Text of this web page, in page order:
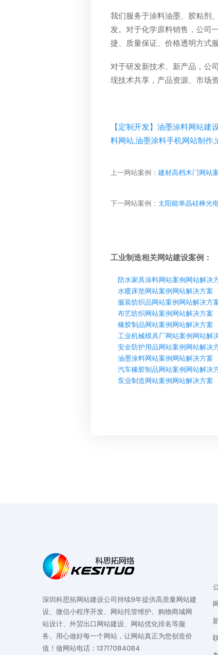
我们服务于涂料油墨、胶粘剂
发。对于化学原料销售，公司
捷、质量保证、价格透明方式
对于研发新技术、新产品，公
现技术共享，产品资源、市场
【定制开发】油墨涂料网站
料网站,油墨涂料手机网站制作
上一网站案例： 建材高档木门网站
下一网站案例： 太阳能单晶硅棒光
工业制造相关网站建设案例：
防水家具涂料网站案例网站解决
水暖床垫网站案例网站解决方案
服装纺织品网站案例网站解决方
布艺纺织网站案例网站解决方案
橡胶制品网站案例网站解决方案
工业机械模具厂网站案例网站解
安全防护用品网站案例网站解决
油墨涂料网站案例网站解决方案
汽车橡胶制品网站案例网站解决
泵业制造网站案例网站解决方案
深圳科思拓网站建设公司持续9年提供高质量网站建
设、微信小程序开发、网站托管维护、购物商城网
站设计、外贸出口网站建设、网站优化排名等服
务。用心做好每一个网站，让网站真正为您创造价
值！做网站电话：13717084084